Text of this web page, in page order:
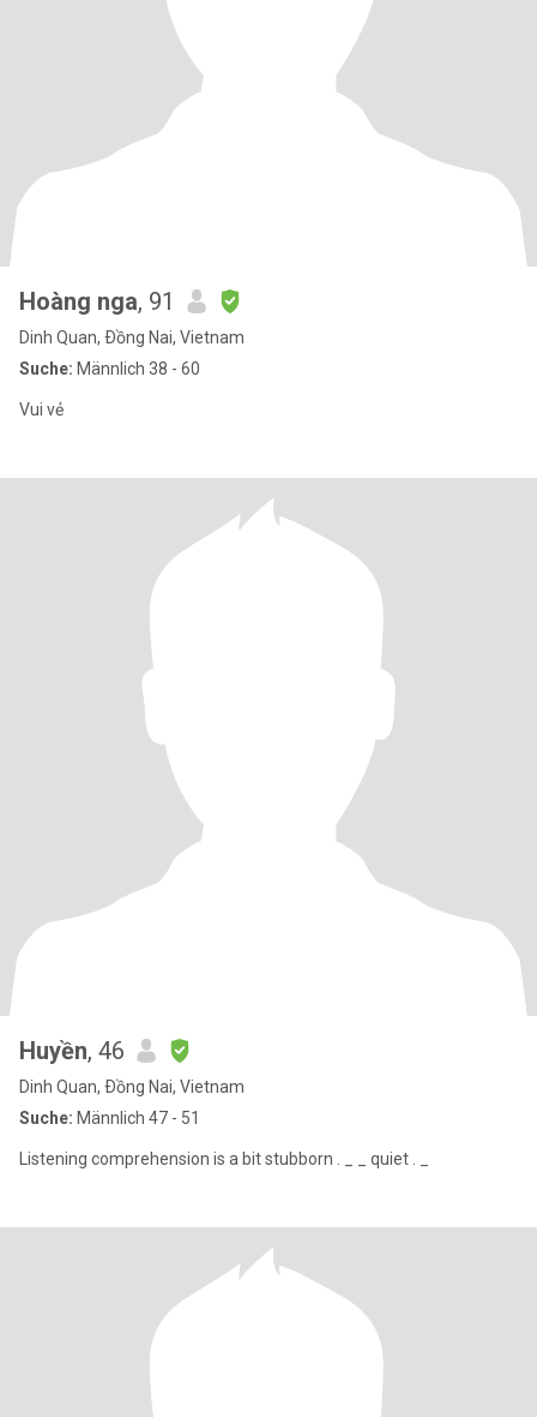
Hoàng nga, 91
Dinh Quan, Ðồng Nai, Vietnam
Suche: Männlich 38 - 60
Vui vẻ
Huyền, 46
Dinh Quan, Ðồng Nai, Vietnam
Suche: Männlich 47 - 51
Listening comprehension is a bit stubborn . _ _ quiet . _